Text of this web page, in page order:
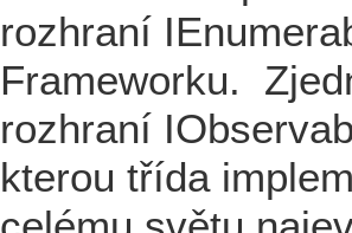
rozhraní
Frameworku.
rozhraní
kterou třída